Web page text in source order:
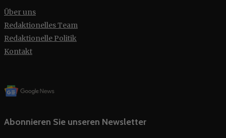
Über uns
Redaktionelles Team
Redaktionelle Politik
Kontakt
Abonnieren Sie unseren Newsletter